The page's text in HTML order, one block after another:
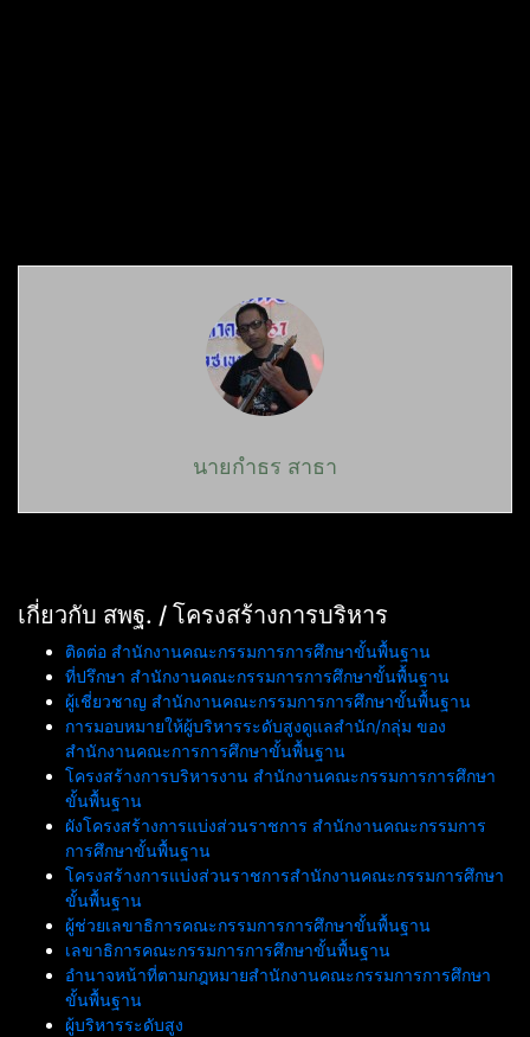
นายกำธร สาธา
เกี่ยวกับ สพฐ. / โครงสร้างการบริหาร
ติดต่อ สำนักงานคณะกรรมการการศึกษาขั้นพื้นฐาน
ที่ปรึกษา สำนักงานคณะกรรมการการศึกษาขั้นพื้นฐาน
ผู้เชี่ยวชาญ สำนักงานคณะกรรมการการศึกษาขั้นพื้นฐาน
การมอบหมายให้ผู้บริหารระดับสูงดูแลสำนัก/กลุ่ม ของ
สำนักงานคณะการการศึกษาขั้นพื้นฐาน
โครงสร้างการบริหารงาน สำนักงานคณะกรรมการการศึกษา
ขั้นพื้นฐาน
ผังโครงสร้างการแบ่งส่วนราชการ สำนักงานคณะกรรมการ
การศึกษาขั้นพื้นฐาน
โครงสร้างการแบ่งส่วนราชการสำนักงานคณะกรรมการศึกษา
ขั้นพื้นฐาน
ผู้ช่วยเลขาธิการคณะกรรมการการศึกษาขั้นพื้นฐาน
เลขาธิการคณะกรรมการการศึกษาขั้นพื้นฐาน
อำนาจหน้าที่ตามกฎหมายสำนักงานคณะกรรมการการศึกษา
ขั้นพื้นฐาน
ผู้บริหารระดับสูง